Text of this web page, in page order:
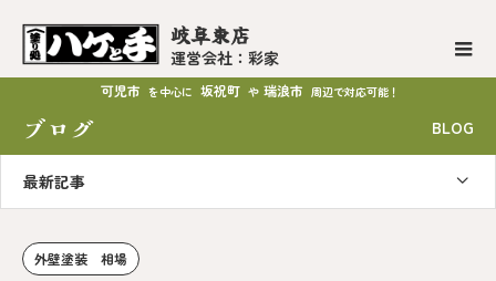
岐阜東店
運営会社：彩家
可児市 を中心に 坂祝町 や 瑞浪市 周辺で対応可能！
ブログ BLOG
最新記事
外壁塗装 相場